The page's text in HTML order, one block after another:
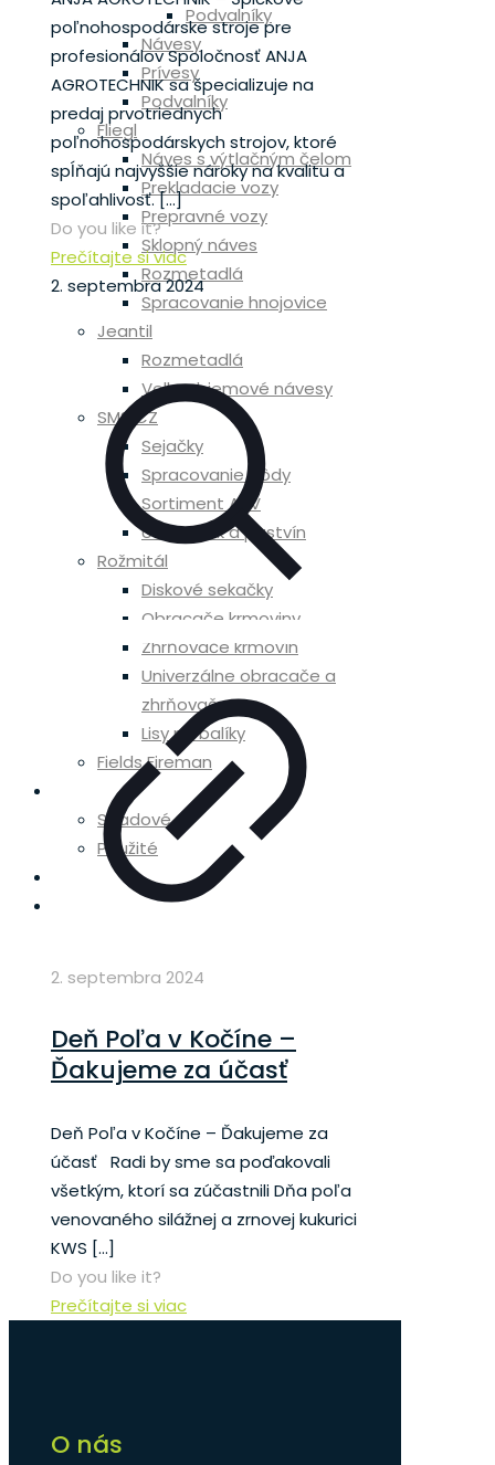
Podvalníky
Návesy
Prívesy
Podvalníky
Fliegl
Náves s výtlačným čelom
Prekladacie vozy
Prepravné vozy
Sklopný náves
Rozmetadlá
Spracovanie hnojovice
Jeantil
Rozmetadlá
Velkoobjemové návesy
SMS CZ
Sejačky
Spracovanie pôdy
Sortiment APV
Údržba lúk a pastvín
Rožmitál
Diskové sekačky
Obracače krmoviny
Zhrňovače krmovín
Univerzálne obracače a
zhrňovače
Lisy na balíky
Fields Fireman
Skladové stroje
Skladové
Použité
poľnohospodárske stroje pre
profesionálov Spoločnosť ANJA
AGROTECHNIK sa špecializuje na
predaj prvotriednych
poľnohospodárskych strojov, ktoré
spĺňajú najvyššie nároky na kvalitu a
spoľahlivosť.[…]
Do you like it?
Prečítajte si viac
2. septembra 2024
2. septembra 2024
Deň Poľa v Kočíne –
Ďakujeme za účasť
Deň Poľa v Kočíne – Ďakujeme za
účasť Radi by sme sa poďakovali
všetkým, ktorí sa zúčastnili Dňa poľa
venovaného silážnej a zrnovej kukurici
KWS […]
Do you like it?
Prečítajte si viac
O nás